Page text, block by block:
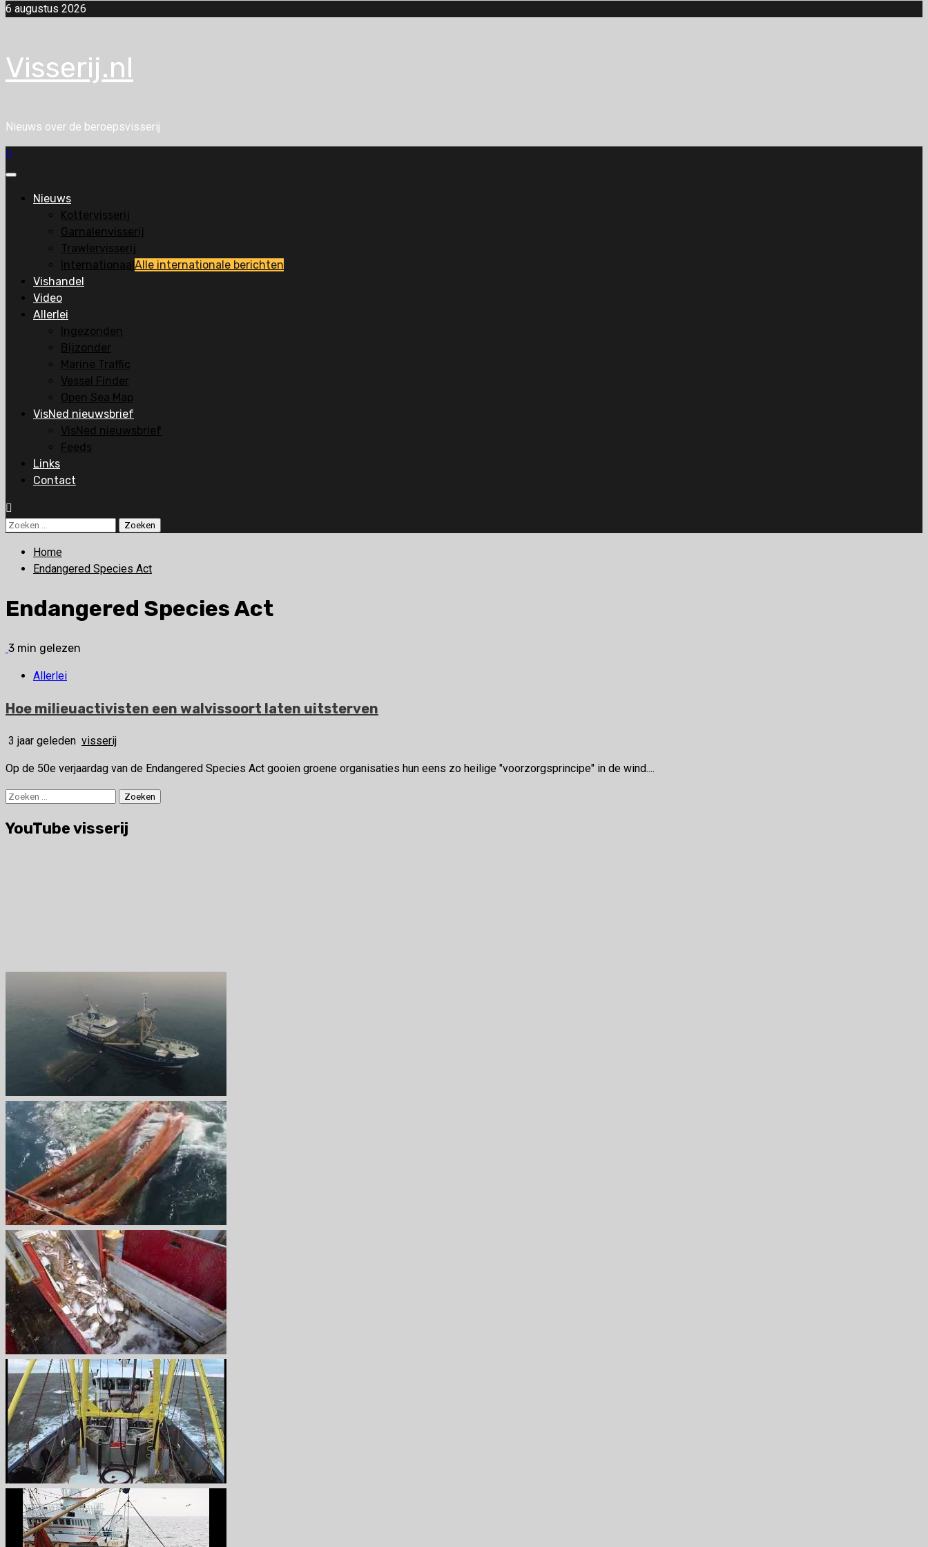
6 augustus 2026
Visserij.nl
Nieuws over de beroepsvisserij
Primair
Nieuws
Kottervisserij
Garnalenvisserij
Trawlervisserij
InternationaalAlle internationale berichten
Vishandel
Video
Allerlei
Ingezonden
Bijzonder
Marine Traffic
Vessel Finder
Open Sea Map
VisNed nieuwsbrief
VisNed nieuwsbrief
Feeds
Links
Contact
Zoeken
Home
Endangered Species Act
Endangered Species Act
3 min gelezen
Allerlei
Hoe milieuactivisten een walvissoort laten uitsterven
3 jaar geleden visserij
Op de 50e verjaardag van de Endangered Species Act gooien groene organisaties hun eens zo heilige "voorzorgsprincipe" in de wind....
Zoeken
YouTube visserij